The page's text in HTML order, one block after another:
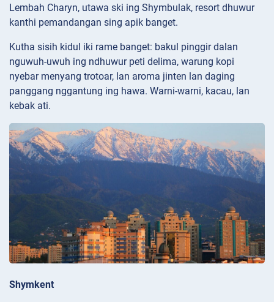
Lembah Charyn, utawa ski ing Shymbulak, resort dhuwur
kanthi pemandangan sing apik banget.
Kutha sisih kidul iki rame banget: bakul pinggir dalan
nguwuh-uwuh ing ndhuwur peti delima, warung kopi
nyebar menyang trotoar, lan aroma jinten lan daging
panggang nggantung ing hawa. Warni-warni, kacau, lan
kebak ati.
Shymkent